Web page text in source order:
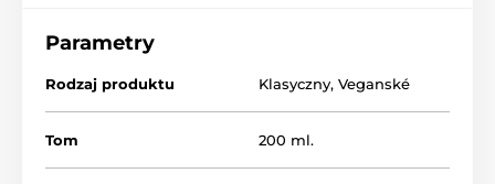
Można go bezpiecznie stosować z prezerwatywami
najwyższej jakości żel beztłuszczowy
zawiera kwas hialuronowy z pantenolem
Parametry
Rodzaj produktu Klasyczny, Veganské
Tom 200 ml.